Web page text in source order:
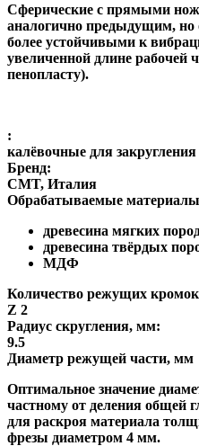
Сферические с прямыми
аналогично предыдущим, но
более устойчивыми к
увеличенной длине рабочей
пенопласту).
:
калёвочные для
Бренд:
CMT, Италия
Обрабатываемые
древесина мягких
древесина твёрдых
МДФ
Количество режущих
Z 2
Радиус скругления, мм:
9.5
Диаметр режущей части, мм
Оптимальное значение
частному от деления общей
для раскроя материала
фрезы диаметром 4 мм.